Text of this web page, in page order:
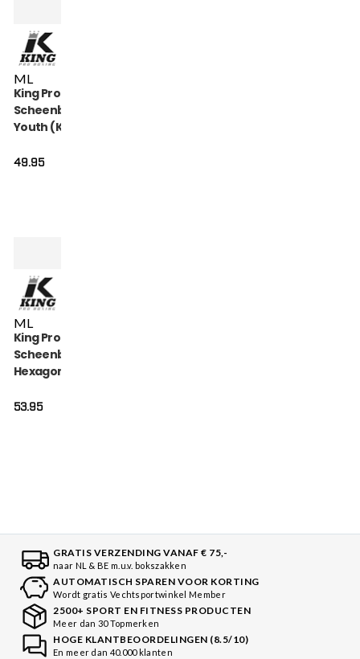
ML
King Pro Boxing
Scheenbeschermers
Youth (KPB SG
49.95
ML
King Pro Boxing
Scheenbeschermers
Hexagon (KPB-SG-
53.95
GRATIS VERZENDING VANAF € 75,-
naar NL & BE m.u.v. bokszakken
AUTOMATISCH SPAREN VOOR KORTING
Wordt gratis Vechtsportwinkel Member
2500+ SPORT EN FITNESS PRODUCTEN
Meer dan 30 Topmerken
HOGE KLANTBEOORDELINGEN (8.5/10)
En meer dan 40.000 klanten